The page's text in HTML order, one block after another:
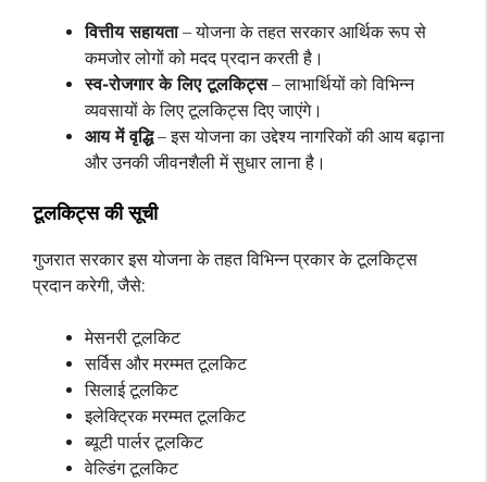
वित्तीय सहायता– योजना के तहत सरकार आर्थिक रूप से
कमजोर लोगों को मदद प्रदान करती है।
स्व-रोजगार के लिए टूलकिट्स– लाभार्थियों को विभिन्न
व्यवसायों के लिए टूलकिट्स दिए जाएंगे।
आय में वृद्धि– इस योजना का उद्देश्य नागरिकों की आय बढ़ाना
और उनकी जीवनशैली में सुधार लाना है।
टूलकिट्स की सूची
गुजरात सरकार इस योजना के तहत विभिन्न प्रकार के टूलकिट्स
प्रदान करेगी, जैसे:
मेसनरी टूलकिट
सर्विस और मरम्मत टूलकिट
सिलाई टूलकिट
इलेक्ट्रिक मरम्मत टूलकिट
ब्यूटी पार्लर टूलकिट
वेल्डिंग टूलकिट